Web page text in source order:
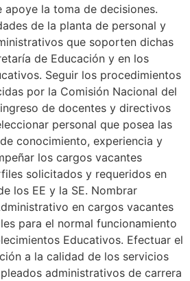
la toma de decisiones.
de la planta de personal y
que soporten dichas
de Educación y en los
Seguir los procedimientos
por la Comisión Nacional del
de docentes y directivos
personal que posea las
conocimiento, experiencia y
los cargos vacantes
solicitados y requeridos en
los EE y la SE. Nombrar
en cargos vacantes
para el normal funcionamiento
Educativos. Efectuar el
a la calidad de los servicios
administrativos de carrera